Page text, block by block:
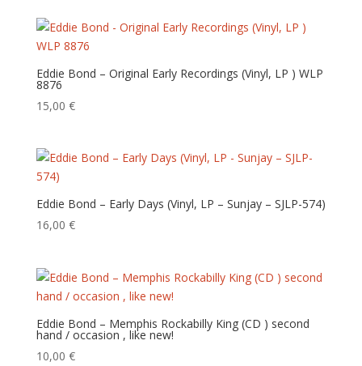
Eddie Bond – Original Early Recordings (Vinyl, LP ) WLP
8876
15,00 €
Eddie Bond – Early Days (Vinyl, LP – Sunjay – SJLP-574)
16,00 €
Eddie Bond – Memphis Rockabilly King (CD ) second
hand / occasion , like new!
10,00 €